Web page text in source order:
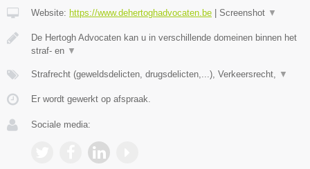
Website: https://www.dehertoghadvocaten.be Screenshot ▼
De Hertogh Advocaten kan u in verschillende domeinen binnen het
straf- en ▼
Strafrecht (geweldsdelicten, drugsdelicten,...), Verkeersrecht, ▼
Er wordt gewerkt op afspraak.
Sociale media: